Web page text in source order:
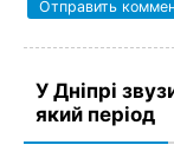
У Дніпрі
який період